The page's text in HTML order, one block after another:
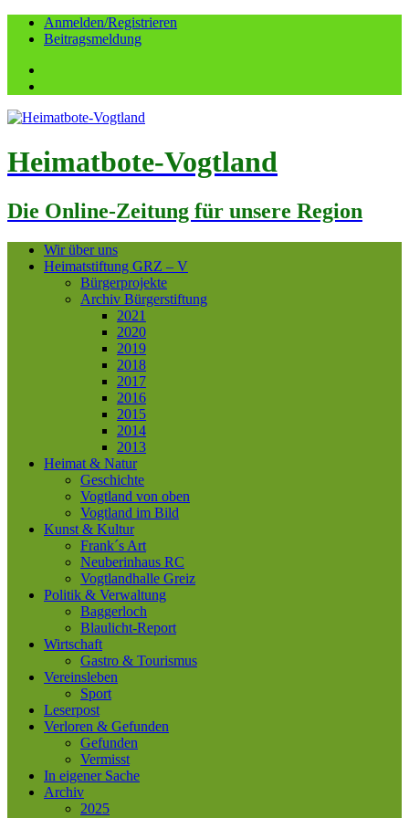
Anmelden/Registrieren
Beitragsmeldung
Heimatbote-Vogtland
Die Online-Zeitung für unsere Region
Wir über uns
Heimatstiftung GRZ – V
Bürgerprojekte
Archiv Bürgerstiftung
2021
2020
2019
2018
2017
2016
2015
2014
2013
Heimat & Natur
Geschichte
Vogtland von oben
Vogtland im Bild
Kunst & Kultur
Frank´s Art
Neuberinhaus RC
Vogtlandhalle Greiz
Politik & Verwaltung
Baggerloch
Blaulicht-Report
Wirtschaft
Gastro & Tourismus
Vereinsleben
Sport
Leserpost
Verloren & Gefunden
Gefunden
Vermisst
In eigener Sache
Archiv
2025